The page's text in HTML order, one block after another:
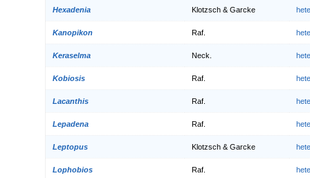
Hexadenia Klotzsch & Garcke
Kanopikon Raf.
Keraselma Neck.
Kobiosis Raf.
Lacanthis Raf.
Lepadena Raf.
Leptopus Klotzsch & Garcke
Lophobios Raf.